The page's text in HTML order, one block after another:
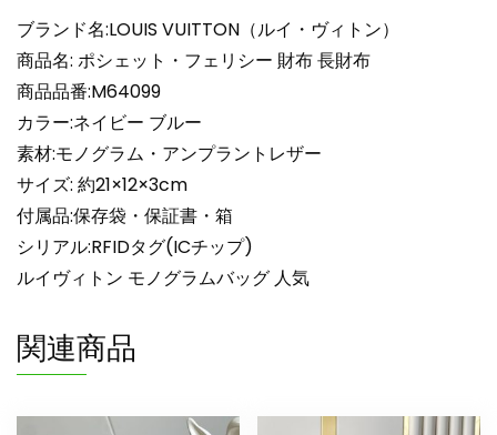
ー
長
財
布
M64099
ル
イ
ヴ
ィ
ト
ン
ノ
グ
ム
ブランド名:LOUIS VUITTON（ルイ・ヴィトン）
商品名: ポシェット・フェリシー 財布 長財布
商品品番:M64099
カラー:ネイビー ブルー
素材:モノグラム・アンプラントレザー
サイズ: 約21×12×3cm
付属品:保存袋・保証書・箱
シリアル:RFIDタグ(ICチップ)
ルイヴィトン モノグラムバッグ 人気
関連商品